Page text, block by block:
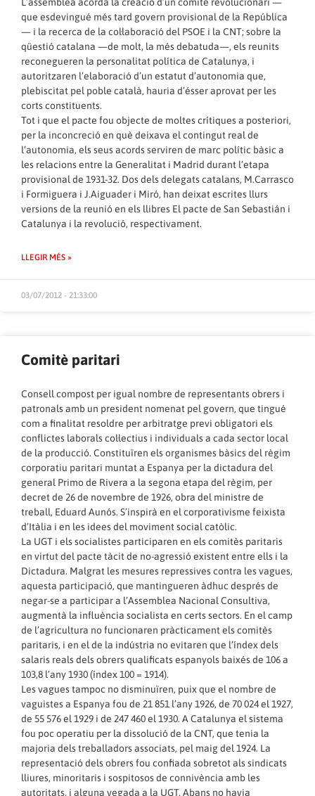
que esdevingué més tard govern provisional de la República
— i la recerca de la col·laboració del PSOE i la CNT; sobre la
qüestió catalana —de molt, la més debatuda—, els reunits
reconegueren la personalitat política de Catalunya, i
autoritzaren l’elaboració d’un estatut d’autonomia que,
plebiscitat pel poble català, hauria d’ésser aprovat per les
corts constituents.
Tot i que el pacte fou objecte de moltes crítiques a posteriori,
per la inconcreció en què deixava el contingut real de
l’autonomia, els seus acords serviren de marc polític bàsic a
les relacions entre la Generalitat i Madrid durant l’etapa
provisional de 1931-32. Dos dels delegats catalans, M.Carrasco
i Formiguera i J.Aiguader i Miró, han deixat escrites llurs
versions de la reunió en els llibres El pacte de San Sebastián i
Catalunya i la revolució, respectivament.
LLEGIR MÉS »
03/07/2012 - 21:33:00
Comitè paritari
Consell compost per igual nombre de representants obrers i
patronals amb un president nomenat pel govern, que tingué
com a finalitat resoldre per arbitratge previ obligatori els
conflictes laborals col·lectius i individuals a cada sector local
de la producció. Constituïren els organismes bàsics del règim
corporatiu paritari muntat a Espanya per la dictadura del
general Primo de Rivera a la segona etapa del règim, per
decret de 26 de novembre de 1926, obra del ministre de
treball, Eduard Aunós. S’inspirà en el corporativisme feixista
d’Itàlia i en les idees del moviment social catòlic.
La UGT i els socialistes participaren en els comitès paritaris
en virtut del pacte tàcit de no-agressió existent entre ells i la
Dictadura. Malgrat les mesures repressives contra les vagues,
aquesta participació, que mantingueren àdhuc després de
negar-se a participar a l’Assemblea Nacional Consultiva,
augmentà la influència socialista en certs sectors. En el camp
de l’agricultura no funcionaren pràcticament els comitès
paritaris, i en el de la indústria no evitaren que l’índex dels
salaris reals dels obrers qualificats espanyols baixés de 106 a
103,8 l’any 1930 (índex 100 = 1914).
Les vagues tampoc no disminuïren, puix que el nombre de
vaguistes a Espanya fou de 21 851 l’any 1926, de 70 024 el 1927,
de 55 576 el 1929 i de 247 460 el 1930. A Catalunya el sistema
fou poc operatiu per la dissolució de la CNT, que tenia la
majoria dels treballadors associats, pel maig del 1924. La
representació dels obrers fou confiada sobretot als sindicats
lliures, minoritaris i sospitosos de connivència amb les
autoritats, i alguna vegada a la UGT. Abans no havia